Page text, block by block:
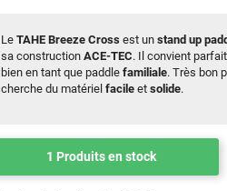
Le TAHE Breeze Cross est un stand up
sa construction ACE-TEC. Il convient
bien en tant que paddle familiale. Très bon
cherche du matériel facile et solide.
1 Produits en stock